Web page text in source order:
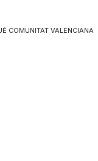
COMUNITAT VALENCIANA